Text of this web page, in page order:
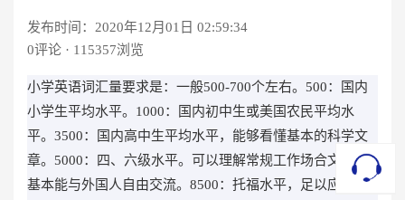
发布时间：2020年12月01日 02:59:34
0评论 · 115357浏览
小学英语词汇量要求是：一般500-700个左右。500：国内
小学生平均水平。1000：国内初中生或美国农民平均水
平。3500：国内高中生平均水平，能够看懂基本的科学文
章。5000：四、六级水平。可以理解常规工作场合文件，
基本能与外国人自由交流。8500：托福水平，足以应付英